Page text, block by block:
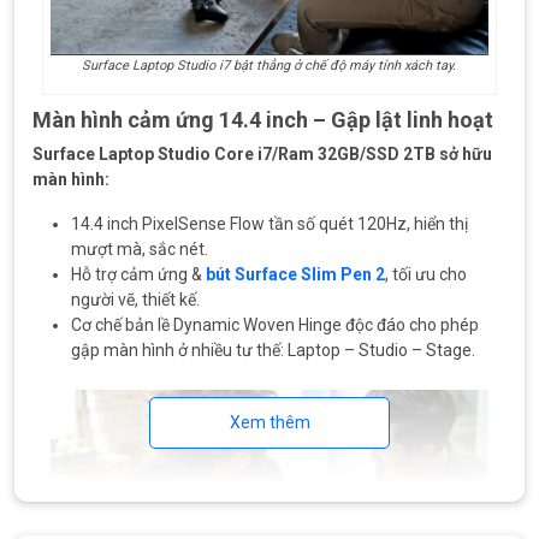
Surface Laptop Studio i7 bật thẳng ở chế độ máy tính xách tay.
Màn hình cảm ứng 14.4 inch – Gập lật linh hoạt
Surface Laptop Studio Core i7/Ram 32GB/SSD 2TB sở hữu
màn hình:
14.4 inch PixelSense Flow tần số quét 120Hz, hiển thị
mượt mà, sắc nét.
Hỗ trợ cảm ứng & bút Surface Slim Pen 2, tối ưu cho
người vẽ, thiết kế.
Cơ chế bản lề Dynamic Woven Hinge độc đáo cho phép
gập màn hình ở nhiều tư thế: Laptop – Studio – Stage.
Xem thêm